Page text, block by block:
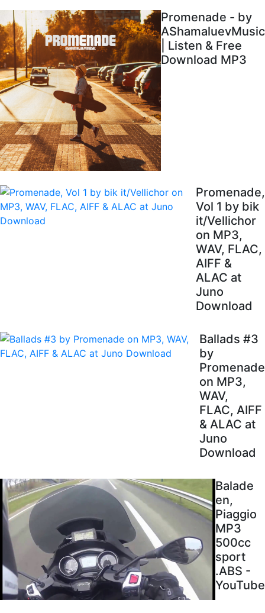
Promenade - by
AShamaluevMusic
| Listen & Free
Download MP3
Promenade,
Vol 1 by bik
it/Vellichor
on MP3,
WAV, FLAC,
AIFF &
ALAC at
Juno
Download
Ballads #3
by
Promenade
on MP3,
WAV,
FLAC, AIFF
& ALAC at
Juno
Download
Balade
en,
Piaggio
MP3
500cc
sport
.ABS -
YouTube